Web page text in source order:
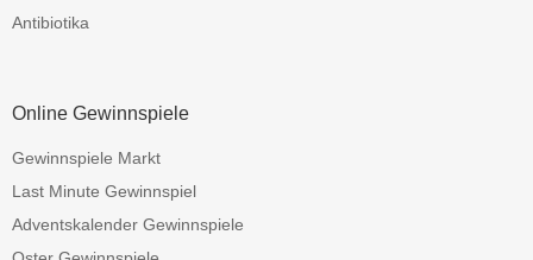
Antibiotika
Online Gewinnspiele
Gewinnspiele Markt
Last Minute Gewinnspiel
Adventskalender Gewinnspiele